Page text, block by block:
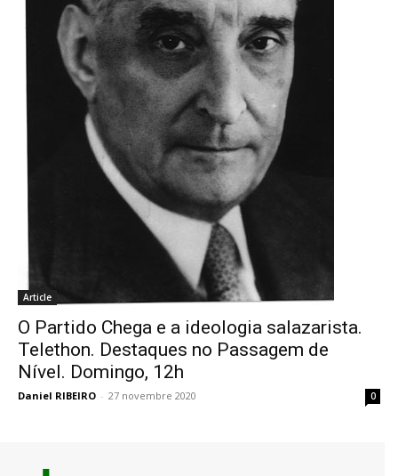
Article
O Partido Chega e a ideologia salazarista.
Telethon. Destaques no Passagem de
Nível. Domingo, 12h
Daniel RIBEIRO - 27 novembre 2020 0